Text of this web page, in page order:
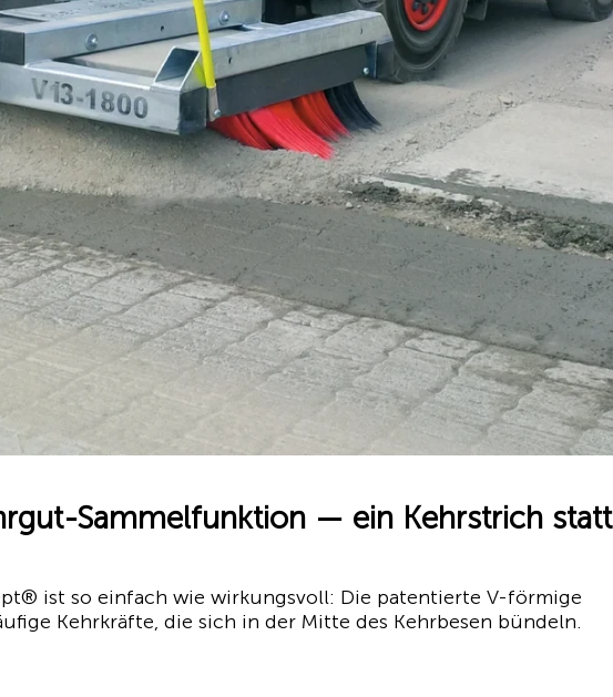
Sammelfunktion — ein Kehrstrich statt
ist so einfach wie wirkungsvoll: Die patentierte V-förmige
Kehrkräfte, die sich in der Mitte des Kehrbesen bündeln.